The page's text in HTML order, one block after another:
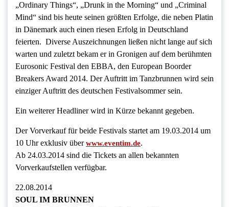
„Ordinary Things“, „Drunk in the Morning“ und „Criminal
Mind“ sind bis heute seinen größten Erfolge, die neben Platin
in Dänemark auch einen riesen Erfolg in Deutschland
feierten. Diverse Auszeichnungen ließen nicht lange auf sich
warten und zuletzt bekam er in Gronigen auf dem berühmten
Eurosonic Festival den EBBA, den European Boorder
Breakers Award 2014. Der Auftritt im Tanzbrunnen wird sein
einziger Auftritt des deutschen Festivalsommer sein.
Ein weiterer Headliner wird in Kürze bekannt gegeben.
Der Vorverkauf für beide Festivals startet am 19.03.2014 um
10 Uhr exklusiv überwww.eventim.de.
Ab 24.03.2014 sind die Tickets an allen bekannten
Vorverkaufstellen verfügbar.
22.08.2014
SOUL IM BRUNNEN